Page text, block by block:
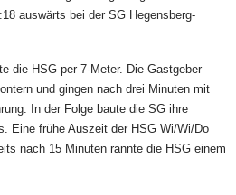
auswärts bei der SG Hegensberg-
die HSG per 7-Meter. Die Gastgeber
und gingen nach drei Minuten mit
In der Folge baute die SG ihre
Eine frühe Auszeit der HSG Wi/Wi/Do
nach 15 Minuten rannte die HSG einem